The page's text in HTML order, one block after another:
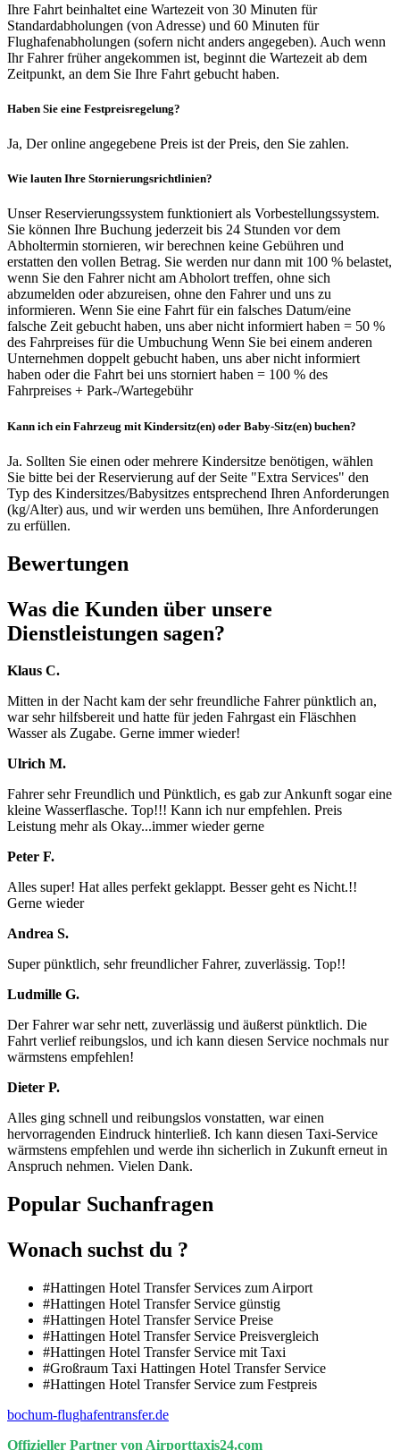
Ihre Fahrt beinhaltet eine Wartezeit von 30 Minuten für
Standardabholungen (von Adresse) und 60 Minuten für
Flughafenabholungen (sofern nicht anders angegeben). Auch wenn
Ihr Fahrer früher angekommen ist, beginnt die Wartezeit ab dem
Zeitpunkt, an dem Sie Ihre Fahrt gebucht haben.
Haben Sie eine Festpreisregelung?
Ja, Der online angegebene Preis ist der Preis, den Sie zahlen.
Wie lauten Ihre Stornierungsrichtlinien?
Unser Reservierungssystem funktioniert als Vorbestellungssystem.
Sie können Ihre Buchung jederzeit bis 24 Stunden vor dem
Abholtermin stornieren, wir berechnen keine Gebühren und
erstatten den vollen Betrag. Sie werden nur dann mit 100 % belastet,
wenn Sie den Fahrer nicht am Abholort treffen, ohne sich
abzumelden oder abzureisen, ohne den Fahrer und uns zu
informieren. Wenn Sie eine Fahrt für ein falsches Datum/eine
falsche Zeit gebucht haben, uns aber nicht informiert haben = 50 %
des Fahrpreises für die Umbuchung Wenn Sie bei einem anderen
Unternehmen doppelt gebucht haben, uns aber nicht informiert
haben oder die Fahrt bei uns storniert haben = 100 % des
Fahrpreises + Park-/Wartegebühr
Kann ich ein Fahrzeug mit Kindersitz(en) oder Baby-Sitz(en) buchen?
Ja. Sollten Sie einen oder mehrere Kindersitze benötigen, wählen
Sie bitte bei der Reservierung auf der Seite "Extra Services" den
Typ des Kindersitzes/Babysitzes entsprechend Ihren Anforderungen
(kg/Alter) aus, und wir werden uns bemühen, Ihre Anforderungen
zu erfüllen.
Bewertungen
Was die Kunden über unsere
Dienstleistungen sagen?
Klaus C.
Mitten in der Nacht kam der sehr freundliche Fahrer pünktlich an,
war sehr hilfsbereit und hatte für jeden Fahrgast ein Fläschhen
Wasser als Zugabe. Gerne immer wieder!
Ulrich M.
Fahrer sehr Freundlich und Pünktlich, es gab zur Ankunft sogar eine
kleine Wasserflasche. Top!!! Kann ich nur empfehlen. Preis
Leistung mehr als Okay...immer wieder gerne
Peter F.
Alles super! Hat alles perfekt geklappt. Besser geht es Nicht.!!
Gerne wieder
Andrea S.
Super pünktlich, sehr freundlicher Fahrer, zuverlässig. Top!!
Ludmille G.
Der Fahrer war sehr nett, zuverlässig und äußerst pünktlich. Die
Fahrt verlief reibungslos, und ich kann diesen Service nochmals nur
wärmstens empfehlen!
Dieter P.
Alles ging schnell und reibungslos vonstatten, war einen
hervorragenden Eindruck hinterließ. Ich kann diesen Taxi-Service
wärmstens empfehlen und werde ihn sicherlich in Zukunft erneut in
Anspruch nehmen. Vielen Dank.
Popular Suchanfragen
Wonach suchst du ?
#Hattingen Hotel Transfer Services zum Airport
#Hattingen Hotel Transfer Service günstig
#Hattingen Hotel Transfer Service Preise
#Hattingen Hotel Transfer Service Preisvergleich
#Hattingen Hotel Transfer Service mit Taxi
#Großraum Taxi Hattingen Hotel Transfer Service
#Hattingen Hotel Transfer Service zum Festpreis
bochum-flughafentransfer.de
Offizieller Partner von Airporttaxis24.com